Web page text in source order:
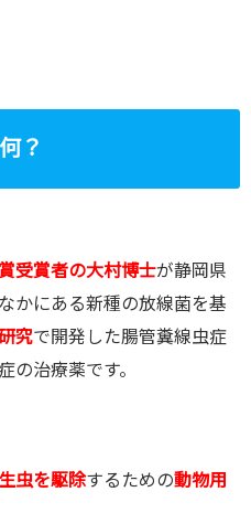
？
受賞者の大村博士が静岡県
かにある新種の放線菌を基
究で開発した腸管糞線虫症
の治療薬です。
虫を駆除するための動物用